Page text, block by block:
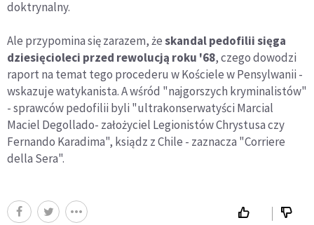
doktrynalny.
Ale przypomina się zarazem, żeskandal pedofilii sięga
dziesięcioleci przed rewolucją roku '68, czego dowodzi
raport na temat tego procederu w Kościele w Pensylwanii -
wskazuje watykanista. A wśród "najgorszych kryminalistów"
- sprawców pedofilii byli "ultrakonserwatyści Marcial
Maciel Degollado- założyciel Legionistów Chrystusa czy
Fernando Karadima", ksiądz z Chile - zaznacza "Corriere
della Sera".